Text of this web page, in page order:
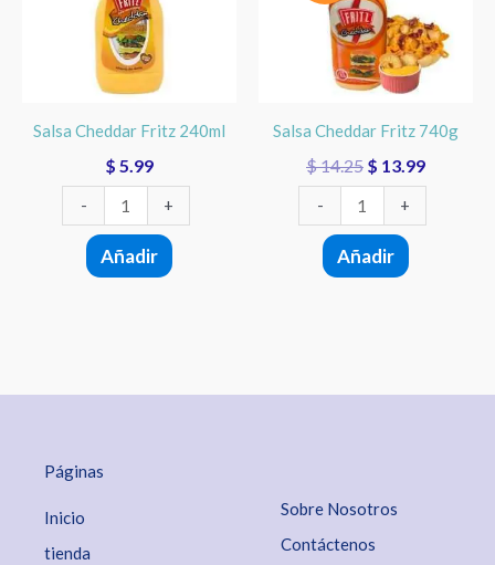
Salsa Cheddar Fritz 240ml
$ 5.99
-
cantidad
+
Añadir
Salsa Cheddar Fritz 740g
$14.25 $ 13.99
-
cantidad
+
Añadir
Páginas
Inicio
tienda
Sobre Nosotros
Contáctenos